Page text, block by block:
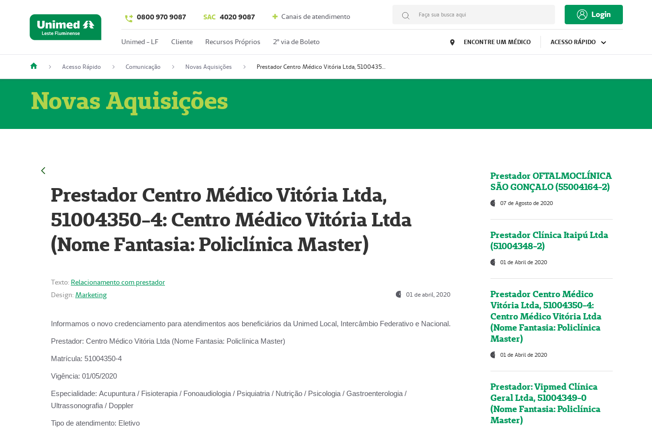
0800 970 9087 SAC 4020 9087 Canais de atendimento Faça sua busca aqui Login
Unimed - LF Cliente Recursos Próprios 2º via de Boleto ENCONTRE UM MÉDICO ACESSO RÁPIDO
Acesso Rápido Comunicação Novas Aquisições Prestador Centro Médico Vitória Ltda, 51004350-4: Centro Médico Vitória Ltda (Nome Fantasia: Policlínica Master)
Novas Aquisições
Prestador Centro Médico Vitória Ltda,
51004350-4: Centro Médico Vitória Ltda
(Nome Fantasia: Policlínica Master)
Texto: Relacionamento com prestador
Design: Marketing 01 de abril, 2020
Informamos o novo credenciamento para atendimentos aos beneficiários da Unimed Local, Intercâmbio Federativo e Nacional.
Prestador: Centro Médico Vitória Ltda (Nome Fantasia: Policlínica Master)
Matrícula: 51004350-4
Vigência: 01/05/2020
Especialidade: Acupuntura / Fisioterapia / Fonoaudiologia / Psiquiatria / Nutrição / Psicologia / Gastroenterologia /
Ultrassonografia / Doppler
Tipo de atendimento: Eletivo
Prestador OFTALMOCLÍNICA
SÃO GONÇALO (55004164-2)
07 de Agosto de 2020
Prestador Clínica Itaipú Ltda
(51004348-2)
01 de Abril de 2020
Prestador Centro Médico
Vitória Ltda, 51004350-4:
Centro Médico Vitória Ltda
(Nome Fantasia: Policlínica
Master)
01 de Abril de 2020
Prestador: Vipmed Clínica
Geral Ltda, 51004349-0
(Nome Fantasia: Policlínica
Master)